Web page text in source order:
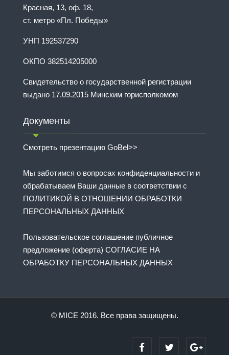
Красная, 13, оф. 18,
ст. метро «Пл. Победы»
УНП 192537290
ОКПО 382514205000
Свидетельство о государственной регистрации
выдано 17.09.2015 Минским горисполкомом
Документы
Смотреть презентацию GoBel>>
Мы заботимся о вопросах конфиденциальности и
обрабатываем Ваши данные в соответствии с
ПОЛИТИКОЙ В ОТНОШЕНИИ ОБРАБОТКИ
ПЕРСОНАЛЬНЫХ ДАННЫХ
Пользовательское соглашение публичное
предложение (оферта) СОГЛАСИЕ НА
ОБРАБОТКУ ПЕРСОНАЛЬНЫХ ДАННЫХ
© MICE 2016. Все права защищены.